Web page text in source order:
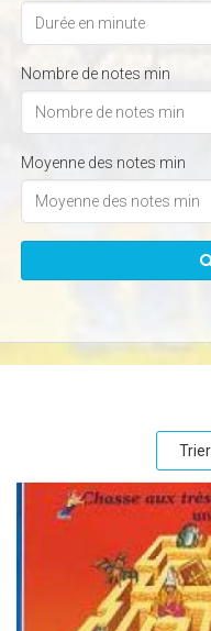
Nombre de notes min
Moyenne des notes min